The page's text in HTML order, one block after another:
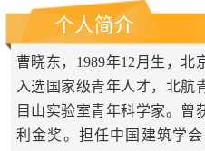
个人简介
曹晓东，1989年12月生，北
入选国家级青年人才，北航
目山实验室青年科学家。曾
利金奖。担任中国建筑学